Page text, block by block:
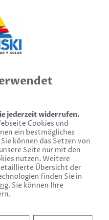
& Bad!
jederzeit widerrufen.
Cookies und
ein bestmögliches
können das Setzen von
Seite nur mit den
nutzen. Weitere
Übersicht der
finden Sie in
. Sie können Ihre